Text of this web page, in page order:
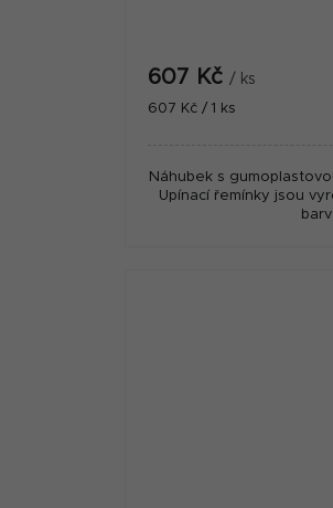
607 Kč / ks
Měrná
607 Kč / 1 ks
Náhubek s
Upínací řemínky jsou